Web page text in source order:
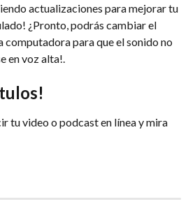
actualizaciones para mejorar tu
¿Pronto, podrás cambiar el
computadora para que el sonido no
en voz alta!.
tu video o podcast en línea y mira